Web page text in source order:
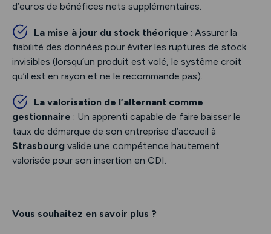
d’euros de bénéfices nets supplémentaires.
La mise à jour du stock théorique : Assurer la
fiabilité des données pour éviter les ruptures de stock
invisibles (lorsqu’un produit est volé, le système croit
qu’il est en rayon et ne le recommande pas).
La valorisation de l’alternant comme
gestionnaire : Un apprenti capable de faire baisser le
taux de démarque de son entreprise d’accueil à
Strasbourg valide une compétence hautement
valorisée pour son insertion en CDI.
Vous souhaitez en savoir plus ?